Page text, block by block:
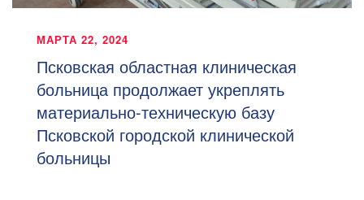
МАРТА 22, 2024
Псковская областная клиническая
больница продолжает укреплять
материально-техническую базу
Псковской городской клинической
больницы